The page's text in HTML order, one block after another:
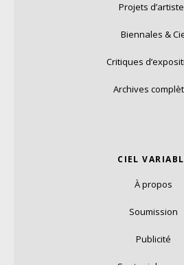
Projets
Biennales &
Critiques
Archives
CIEL
À propos
Soumission
Publicité